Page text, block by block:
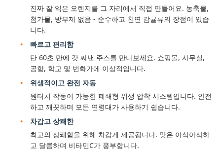
진짜 잘 익은 오렌지를 그 자리에서 직접 만들어요. 농축물,
첨가물, 방부제 없음 - 순수하고 천연 감귤류의 장점이 있습
니다.
빠르고 편리함
단 60초 만에 갓 짜낸 주스를 만나보세요. 쇼핑몰, 사무실,
공항, 학교 및 번화가에 이상적입니다.
위생적이고 완전 자동
원터치 작동이 가능한 폐쇄형 위생 압착 시스템입니다. 안전
하고 깨끗하며 모든 연령대가 사용하기 쉽습니다.
차갑고 상쾌한
최고의 상쾌함을 위해 차갑게 제공됩니다. 맛은 아삭아삭하
고 달콤하며 비타민C가 풍부합니다.